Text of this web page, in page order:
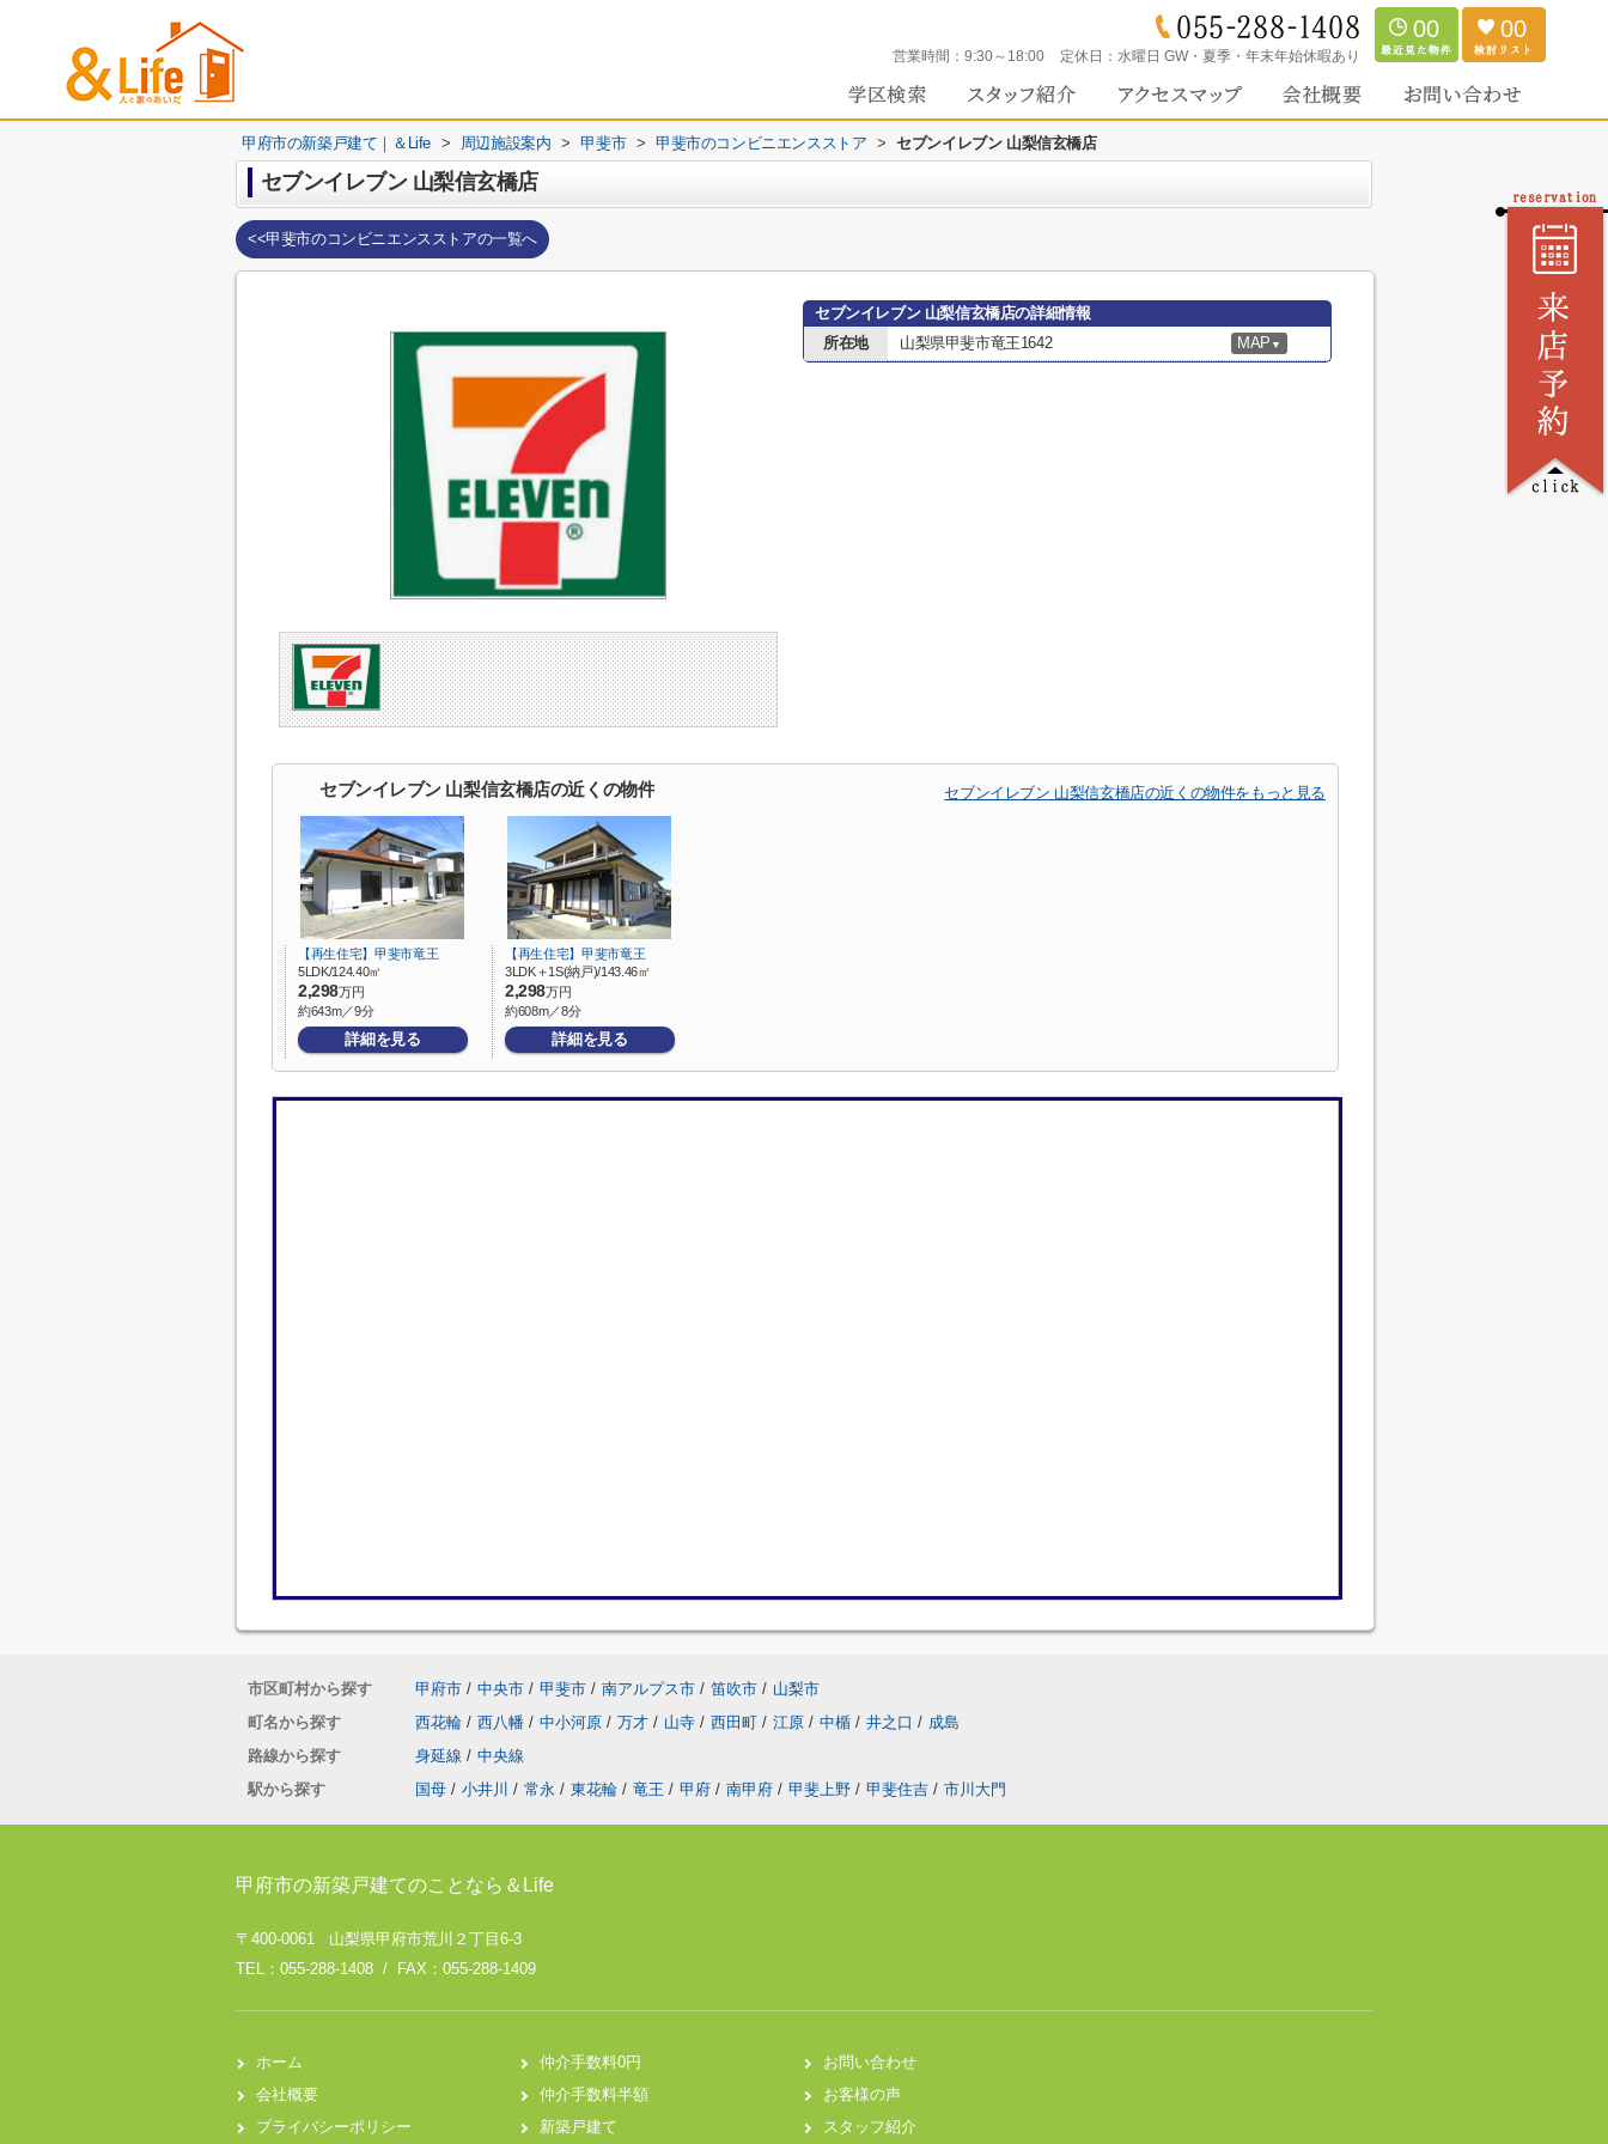
営業時間： 9:30～18:00 定休日： 水曜日 GW・夏季・年末年始休暇あり
00 00
甲府市の新築戸建て｜＆Life > 周辺施設案内 > 甲斐市 > 甲斐市のコンビニエンスストア > セブンイレブン 山梨信玄橋店
セブンイレブン 山梨信玄橋店
<<甲斐市のコンビニエンスストアの一覧へ
セブンイレブン 山梨信玄橋店の詳細情報
所在地
山梨県甲斐市竜王1642 MAP ▼
セブンイレブン 山梨信玄橋店の近くの物件 セブンイレブン 山梨信玄橋店の近くの物件をもっと見る
【再生住宅】甲斐市竜王
5LDK/124.40㎡
2,298万円
約643m／9分
詳細を見る
【再生住宅】甲斐市竜王
3LDK＋1S(納戸)/143.46㎡
2,298万円
約608m／8分
詳細を見る
市区町村から探す 甲府市 / 中央市 / 甲斐市 / 南アルプス市 / 笛吹市 / 山梨市
町名から探す
西花輪 / 西八幡 / 中小河原 / 万才 / 山寺 / 西田町 / 江原 / 中楯 / 井之口 / 成島
路線から探す
身延線 / 中央線
駅から探す
国母 / 小井川 / 常永 / 東花輪 / 竜王 / 甲府 / 南甲府 / 甲斐上野 / 甲斐住吉 / 市川大門
甲府市の新築戸建てのことなら＆Life
〒400-0061 山梨県甲府市荒川２丁目6-3
TEL：055-288-1408 / FAX：055-288-1409
ホーム
会社概要
プライバシーポリシー
仲介手数料0円
仲介手数料半額
新築戸建て
お問い合わせ
お客様の声
スタッフ紹介